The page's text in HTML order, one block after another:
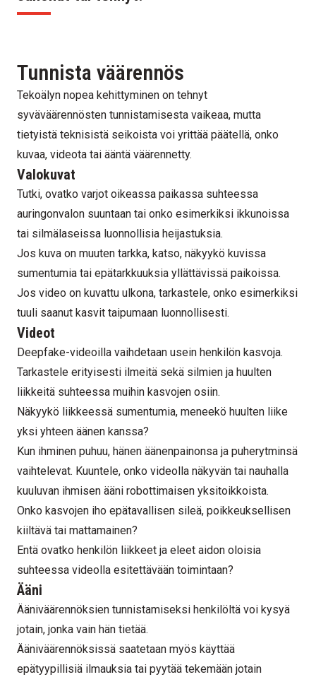
Tunnista väärennös
Tekoälyn nopea kehittyminen on tehnyt
syväväärennösten tunnistamisesta vaikeaa, mutta
tietyistä teknisistä seikoista voi yrittää päätellä, onko
kuvaa, videota tai ääntä väärennetty.
Valokuvat
Tutki, ovatko varjot oikeassa paikassa suhteessa
auringonvalon suuntaan tai onko esimerkiksi ikkunoissa
tai silmälaseissa luonnollisia heijastuksia.
Jos kuva on muuten tarkka, katso, näkyykö kuvissa
sumentumia tai epätarkkuuksia yllättävissä paikoissa.
Jos video on kuvattu ulkona, tarkastele, onko esimerkiksi
tuuli saanut kasvit taipumaan luonnollisesti.
Videot
Deepfake-videoilla vaihdetaan usein henkilön kasvoja.
Tarkastele erityisesti ilmeitä sekä silmien ja huulten
liikkeitä suhteessa muihin kasvojen osiin.
Näkyykö liikkeessä sumentumia, meneekö huulten liike
yksi yhteen äänen kanssa?
Kun ihminen puhuu, hänen äänenpainonsa ja puherytminsä
vaihtelevat. Kuuntele, onko videolla näkyvän tai nauhalla
kuuluvan ihmisen ääni robottimaisen yksitoikkoista.
Onko kasvojen iho epätavallisen sileä, poikkeuksellisen
kiiltävä tai mattamainen?
Entä ovatko henkilön liikkeet ja eleet aidon oloisia
suhteessa videolla esitettävään toimintaan?
Ääni
Ääniväärennöksien tunnistamiseksi henkilöltä voi kysyä
jotain, jonka vain hän tietää.
Ääniväärennöksissä saatetaan myös käyttää
epätyypillisiä ilmauksia tai pyytää tekemään jotain